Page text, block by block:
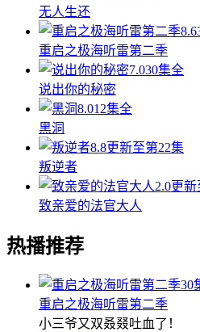
无人生还
8.6
重启之极海听雷第二季
7.030集全
说出你的秘密
8.012集全
黑洞
8.8更新至第22集
叛逆者
2.0更新
致亲爱的法官大人
热播推荐
30
重启之极海听雷第二季
小三爷又双叒叕吐血了！